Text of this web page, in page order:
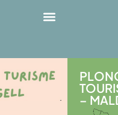
–